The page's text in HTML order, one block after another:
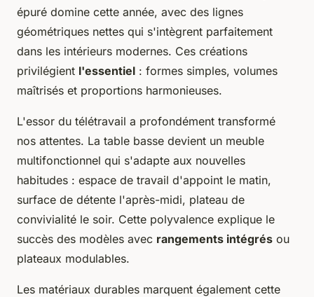
épuré domine cette année, avec des lignes
géométriques nettes qui s'intègrent parfaitement
dans les intérieurs modernes. Ces créations
privilégient l'essentiel : formes simples, volumes
maîtrisés et proportions harmonieuses.
L'essor du télétravail a profondément transformé
nos attentes. La table basse devient un meuble
multifonctionnel qui s'adapte aux nouvelles
habitudes : espace de travail d'appoint le matin,
surface de détente l'après-midi, plateau de
convivialité le soir. Cette polyvalence explique le
succès des modèles avec rangements intégrés ou
plateaux modulables.
Les matériaux durables marquent également cette